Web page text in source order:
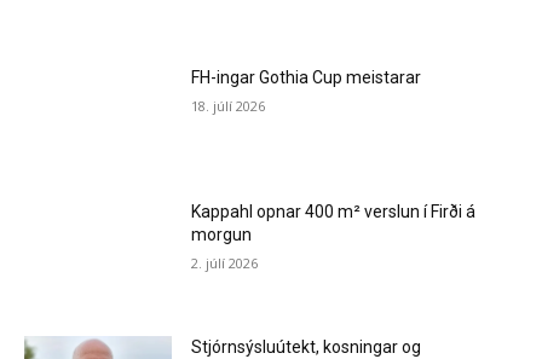
FH-ingar Gothia Cup meistarar
18. júlí 2026
Kappahl opnar 400 m² verslun í Firði á
morgun
2. júlí 2026
Stjórnsýsluútekt, kosningar og